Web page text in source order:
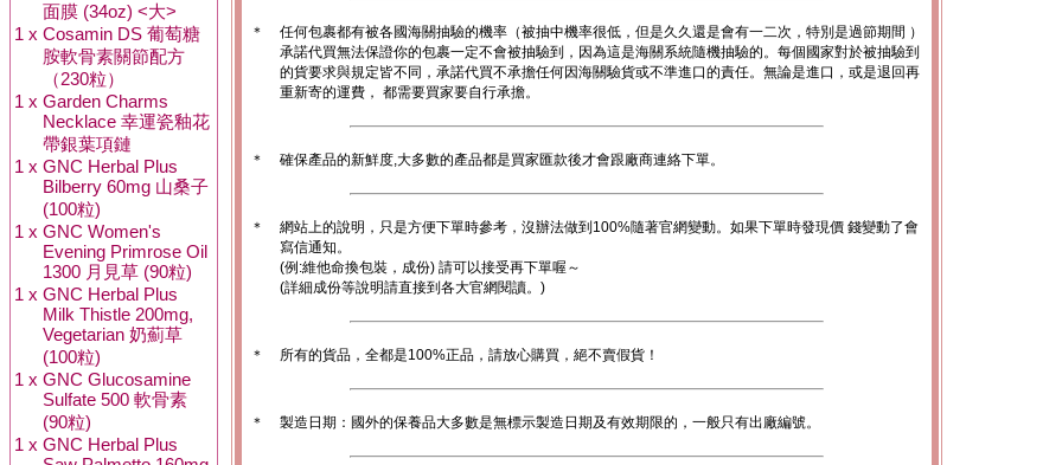
面膜 (34oz) <大>
1 x Cosamin DS 葡萄糖
胺軟骨素關節配方
（230粒）
1 x Garden Charms
Necklace 幸運瓷釉花
帶銀葉項鏈
1 x GNC Herbal Plus
Bilberry 60mg 山桑子
(100粒)
1 x GNC Women's
Evening Primrose Oil
1300 月見草 (90粒)
1 x GNC Herbal Plus
Milk Thistle 200mg,
Vegetarian 奶薊草
(100粒)
1 x GNC Glucosamine
Sulfate 500 軟骨素
(90粒)
1 x GNC Herbal Plus
＊
任何包裹都有被各國海關抽驗的機率（被抽中機率很低，但是久久還是會有一二次，特別是過節期間 ）
承諾代買無法保證你的包裹一定不會被抽驗到，因為這是海關系統隨機抽驗的。每個國家對於被抽驗到
的貨要求與規定皆不同，承諾代買不承擔任何因海關驗貨或不準進口的責任。無論是進口，或是退回再
重新寄的運費， 都需要買家要自行承擔。
＊ 確保產品的新鮮度,大多數的產品都是買家匯款後才會跟廠商連絡下單。
＊
網站上的說明，只是方便下單時參考，沒辦法做到100%隨著官網變動。如果下單時發現價 錢變動了會
寫信通知。
(例:維他命換包裝，成份) 請可以接受再下單喔～
(詳細成份等說明請直接到各大官網閱讀。)
＊ 所有的貨品，全都是100%正品，請放心購買，絕不賣假貨！
＊ 製造日期：國外的保養品大多數是無標示製造日期及有效期限的，一般只有出廠編號。